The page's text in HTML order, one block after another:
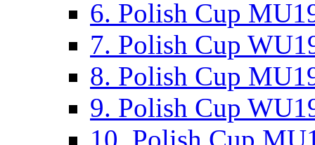
6. Polish Cup
7. Polish Cup
8. Polish Cup
9. Polish Cup
10. Polish Cup